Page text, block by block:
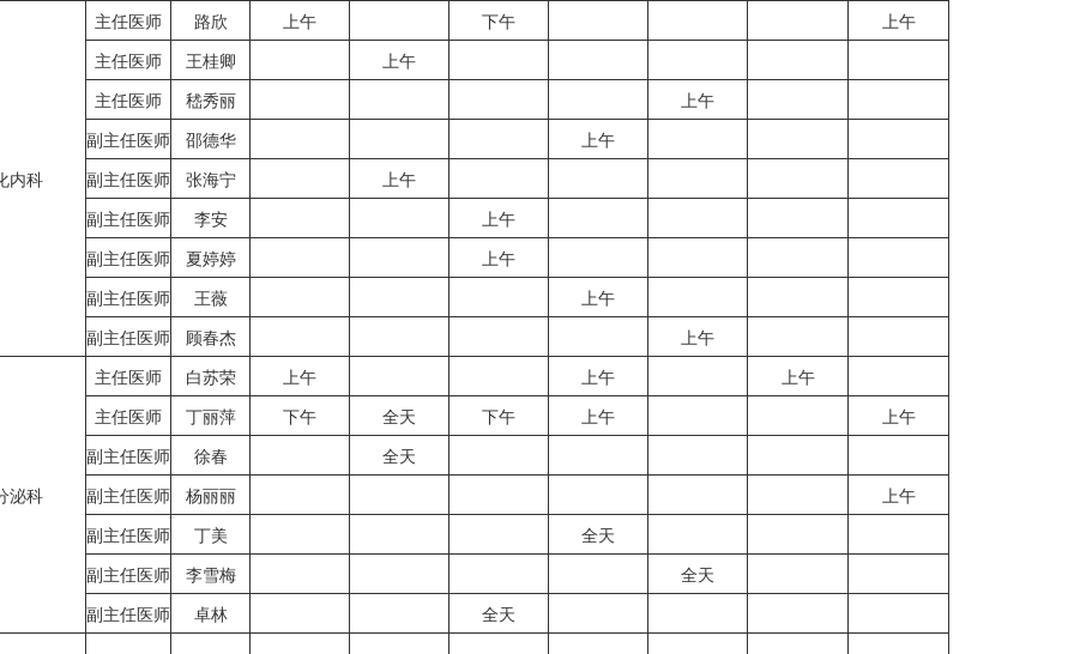
内科
主任医师 路欣 上午 下午
上午
主任医师
王桂卿
上午
主任医师
嵇秀丽
上午
副主任医师
邵德华
上午
副主任医师
张海宁
上午
副主任医师
李安
上午
副主任医师
夏婷婷
上午
副主任医师
王薇
上午
副主任医师
顾春杰 上午
泌科
主任医师 白苏荣 上午 上午
上午
主任医师
丁丽萍 下午 全天 下午 上午
上午
副主任医师
徐春
全天
副主任医师
杨丽丽
上午
副主任医师
丁美
全天
副主任医师
李雪梅
全天
副主任医师
卓林 全天